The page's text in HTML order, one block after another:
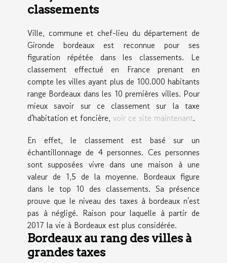
classements
Ville, commune et chef-lieu du département de
Gironde bordeaux est reconnue pour ses
figuration répétée dans les classements. Le
classement effectué en France prenant en
compte les villes ayant plus de 100.000 habitants
range Bordeaux dans les 10 premières villes. Pour
mieux savoir sur ce classement sur la taxe
d'habitation et foncière, voir ce site maintenant.
En effet, le classement est basé sur un
échantillonnage de 4 personnes. Ces personnes
sont supposées vivre dans une maison à une
valeur de 1,5 de la moyenne. Bordeaux figure
dans le top 10 des classements. Sa présence
prouve que le niveau des taxes à bordeaux n'est
pas à négligé. Raison pour laquelle à partir de
2017 la vie à Bordeaux est plus considérée.
Bordeaux au rang des villes à
grandes taxes